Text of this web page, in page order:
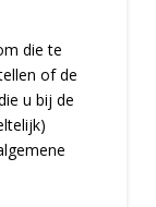
die te
of de
u bij de